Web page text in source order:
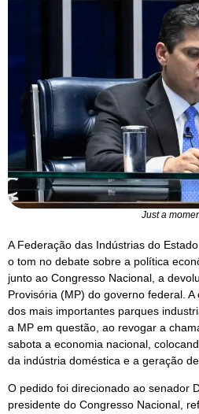
Just a
A Federação das Indústrias do
o tom no debate sobre a política
junto ao Congresso Nacional, a
Provisória (MP) do governo federal.
dos mais importantes parques
a MP em questão, ao revogar a
sabota a economia nacional,
da indústria doméstica e a geração
O pedido foi direcionado ao senador
presidente do Congresso Nacional,